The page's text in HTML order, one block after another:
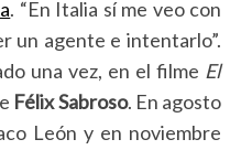
. “En Italia sí me veo con
un agente e intentarlo”.
una vez, en el filme El
Félix Sabroso. En agosto
León y en noviembre